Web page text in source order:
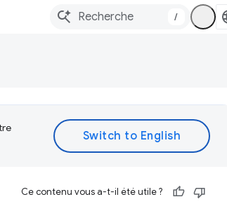
/
Ce contenu vous a-t-il été utile ?